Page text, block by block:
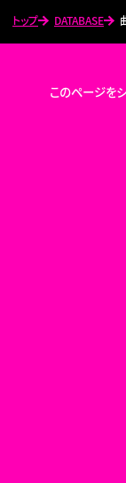
トップ DATABASE
このページを